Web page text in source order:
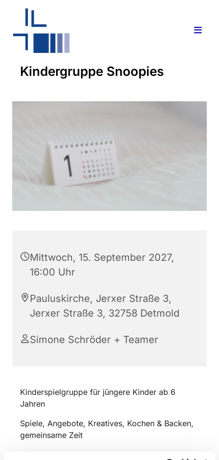
Kindergruppe Snoopies
Mittwoch, 15. September 2027,
16:00 Uhr
Pauluskirche, Jerxer Straße 3,
Jerxer Straße 3, 32758 Detmold
Simone Schröder + Teamer
Kinderspielgruppe für jüngere Kinder ab 6
Jahren
Spiele, Angebote, Kreatives, Kochen & Backen,
gemeinsame Zeit
offenes Angebot